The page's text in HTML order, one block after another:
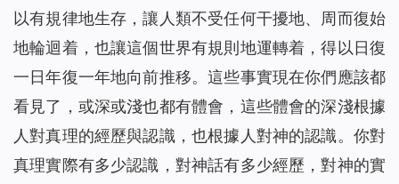
以有規律地生存，讓人類不受任何干擾地、周而復始
地輪迴着，也讓這個世界有規則地運轉着，得以日復
一日年復一年地向前推移。這些事實現在你們應該都
看見了，或深或淺也都有體會，這些體會的深淺根據
人對真理的經歷與認識，也根據人對神的認識。你對
真理實際有多少認識，對神話有多少經歷，對神的實